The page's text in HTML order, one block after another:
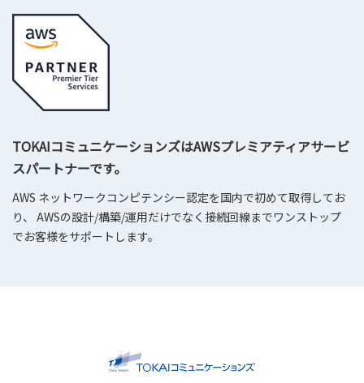
TOKAIコミュニケーションズはAWSプレミアティアサービ
スパートナーです。
AWS ネットワークコンピテンシー認定を国内で初めて取得してお
り、 AWSの設計/構築/運用だけでなく接続回線までワンストップ
でお客様をサポートします。